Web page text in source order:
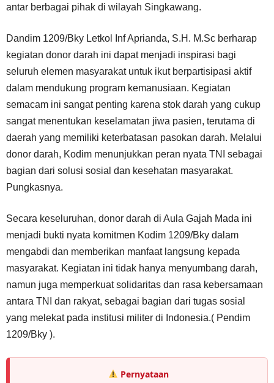
antar berbagai pihak di wilayah Singkawang.
Dandim 1209/Bky Letkol Inf Aprianda, S.H. M.Sc berharap
kegiatan donor darah ini dapat menjadi inspirasi bagi
seluruh elemen masyarakat untuk ikut berpartisipasi aktif
dalam mendukung program kemanusiaan. Kegiatan
semacam ini sangat penting karena stok darah yang cukup
sangat menentukan keselamatan jiwa pasien, terutama di
daerah yang memiliki keterbatasan pasokan darah. Melalui
donor darah, Kodim menunjukkan peran nyata TNI sebagai
bagian dari solusi sosial dan kesehatan masyarakat.
Pungkasnya.
Secara keseluruhan, donor darah di Aula Gajah Mada ini
menjadi bukti nyata komitmen Kodim 1209/Bky dalam
mengabdi dan memberikan manfaat langsung kepada
masyarakat. Kegiatan ini tidak hanya menyumbang darah,
namun juga memperkuat solidaritas dan rasa kebersamaan
antara TNI dan rakyat, sebagai bagian dari tugas sosial
yang melekat pada institusi militer di Indonesia.( Pendim
1209/Bky ).
Pernyataan